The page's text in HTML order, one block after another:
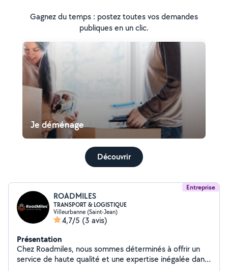
Gagnez du temps : postez toutes vos demandes
publiques en un clic.
Je déménage
Découvrir
Entreprise
ROADMILES
TRANSPORT & LOGISTIQUE
Villeurbanne (Saint-Jean)
4,7/5 (3 avis)
Présentation
Chez Roadmiles, nous sommes déterminés à offrir un
service de haute qualité et une expertise inégalée dans